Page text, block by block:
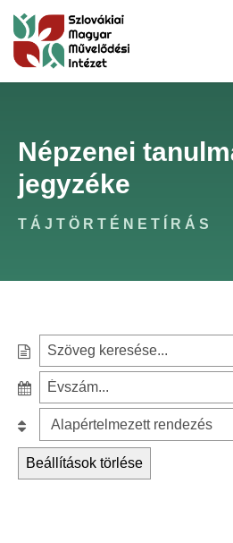
Népzenei
jegyzéke
TÁJTÖRTÉNETÍRÁS
e
c
h
z
é
e
s
Beállítások törlése